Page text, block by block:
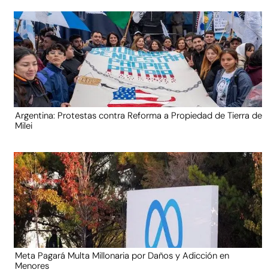
Argentina: Protestas contra Reforma a Propiedad de Tierra de
Milei
Meta Pagará Multa Millonaria por Daños y Adicción en
Menores